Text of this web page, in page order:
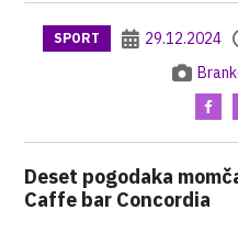
SPORT 29.12.2024
Deset pogodaka
Caffe bar Concordia